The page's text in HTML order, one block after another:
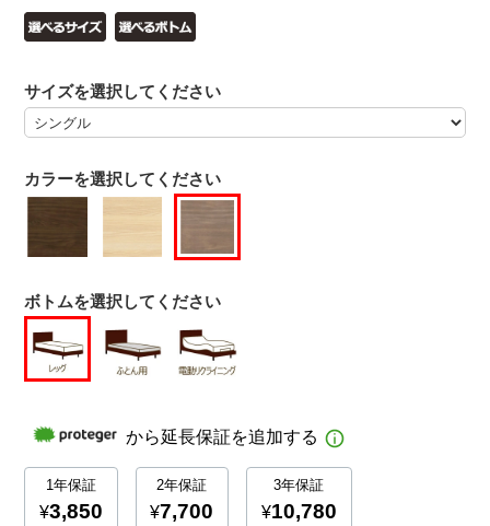
カラーを選択してください
サイズを選択してください
ボトムを選択してください